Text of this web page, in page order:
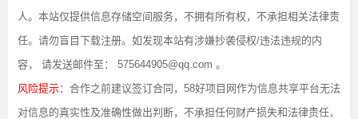
人。本站仅提供信息存储空间服务，不拥有所有权，不承担相关法律责
任。请勿盲目下载注册。如发现本站有涉嫌抄袭侵权/违法违规的内
容， 请发送邮件至： 575644905@qq.com 。
风险提示：合作之前建议签订合同，58好项目网作为信息共享平台无法
对信息的真实性及准确性做出判断，不承担任何财产损失和法律责任，